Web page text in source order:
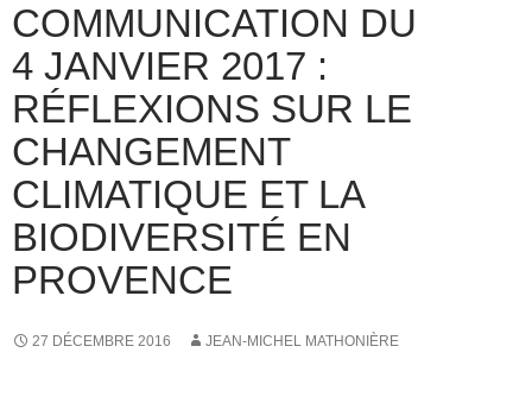
COMMUNICATION DU
4 JANVIER 2017 :
RÉFLEXIONS SUR LE
CHANGEMENT
CLIMATIQUE ET LA
BIODIVERSITÉ EN
PROVENCE
27 DÉCEMBRE 2016 JEAN-MICHEL MATHONIÈRE